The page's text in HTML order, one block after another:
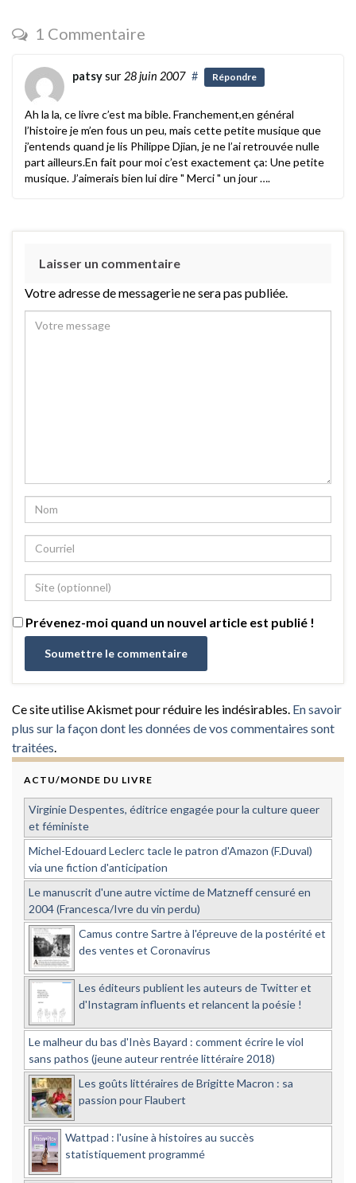
1 Commentaire
patsysur 28 juin 2007 # Répondre
Ah la la, ce livre c’est ma bible. Franchement,en général
l’histoire je m’en fous un peu, mais cette petite musique que
j’entends quand je lis Philippe Djian, je ne l’ai retrouvée nulle
part ailleurs.En fait pour moi c’est exactement ça: Une petite
musique. J’aimerais bien lui dire " Merci " un jour ….
Laisser un commentaire
Votre adresse de messagerie ne sera pas publiée.
Prévenez-moi quand un nouvel article est publié !
Ce site utilise Akismet pour réduire les indésirables. En savoir
plus sur la façon dont les données de vos commentaires sont
traitées
ACTU/MONDE DU LIVRE
Virginie Despentes, éditrice engagée pour la culture queer
et féministe
Michel-Edouard Leclerc tacle le patron d'Amazon (F.Duval)
via une fiction d'anticipation
Le manuscrit d'une autre victime de Matzneff censuré en
2004 (Francesca/Ivre du vin perdu)
Camus contre Sartre à l'épreuve de la postérité et
des ventes et Coronavirus
Les éditeurs publient les auteurs de Twitter et
d'Instagram influents et relancent la poésie !
Le malheur du bas d'Inès Bayard : comment écrire le viol
sans pathos (jeune auteur rentrée littéraire 2018)
Les goûts littéraires de Brigitte Macron : sa
passion pour Flaubert
Wattpad : l'usine à histoires au succès
statistiquement programmé